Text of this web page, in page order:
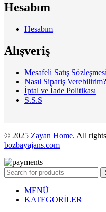
Hesabım
Hesabım
Alışveriş
Mesafeli Satış Sözleşmesi
Nasıl Sipariş Verebilirim?
İptal ve İade Politikası
S.S.S
© 2025 Zayan Home. All
bozbayajans.com
MENÜ
KATEGORİLER